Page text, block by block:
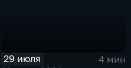
29 июля
4 мин